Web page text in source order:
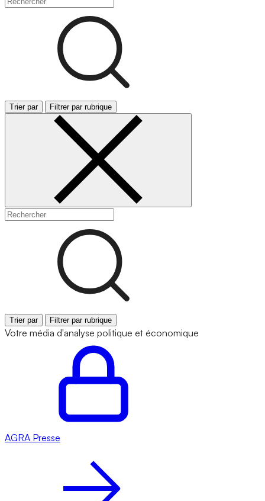
Trier par Filtrer par rubrique
Trier par Filtrer par rubrique
Votre média d'analyse politique et économique
AGRA Presse